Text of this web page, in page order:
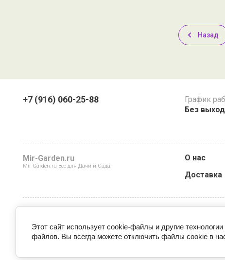
Назад
+7 (916) 060-25-88
График
Без
Mir-Garden.ru
Mir-Garden.ru Все для Дачи и Сада
О нас
Доставка
Этот сайт использует cookie-файлы и другие
файлов. Вы всегда можете отключить файлы cookie в